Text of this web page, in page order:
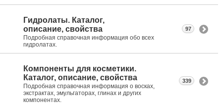
Гидролаты. Каталог,
описание, свойства
Подробная справочная информация обо всех
гидролатах.
97
Компоненты для косметики.
Каталог, описание, свойства
Подробная справочная информация о восках,
экстрактах, эмульгаторах, глинах и других
компонентах.
339